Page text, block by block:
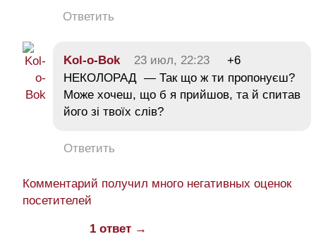
Ответить
Kol-o-Bok 23 июл, 22:23
+6
НЕКОЛОРАД — Так що ж ти пропонуєш?
Може хочеш, що б я прийшов, та й спитав
його зі твоїх слів?
Ответить
Комментарий получил много негативных оценок
посетителей
1 ответ →